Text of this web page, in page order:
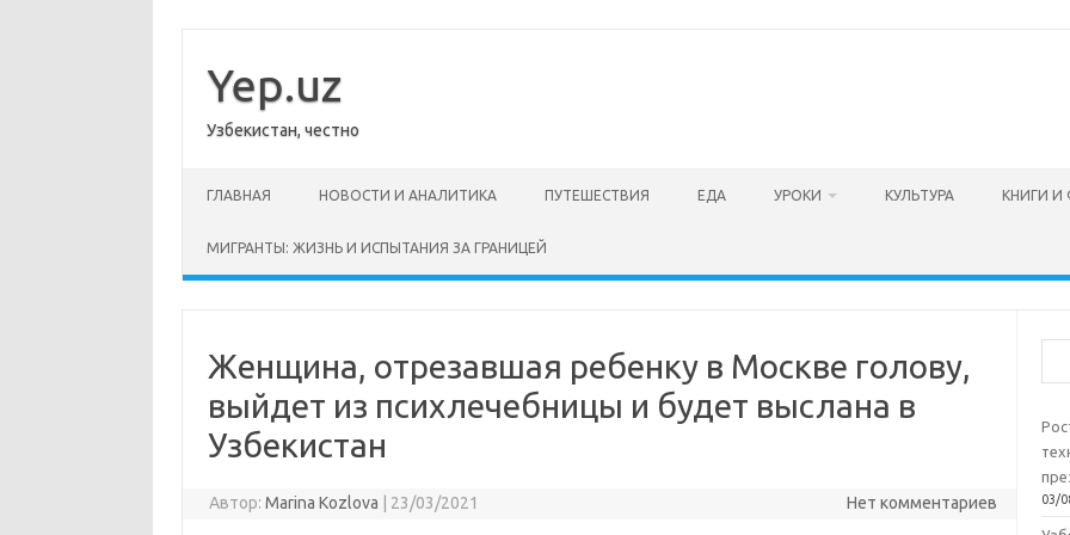
содержимому
Yep.uz
Узбекистан, честно
ГЛАВНАЯ НОВОСТИ И АНАЛИТИКА ПУТЕШЕСТВИЯ ЕДА УРОКИ КУЛЬТУРА КНИГИ
МИГРАНТЫ: ЖИЗНЬ И ИСПЫТАНИЯ ЗА ГРАНИЦЕЙ
Женщина, отрезавшая ребенку в Москве голову,
выйдет из психлечебницы и будет выслана в
Узбекистан
Автор: Marina Kozlova 23/03/2021 Нет комментариев 03/